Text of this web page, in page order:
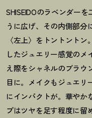
SHISEIDOのラベンダー
うに広げ、その内側部分
〈左上〉をトントント
したジュエリー感覚の
え際をシャネルのブラウ
目に。メイクもジュエリ
にインパクトが。華やか
プはツヤを足す程度に留